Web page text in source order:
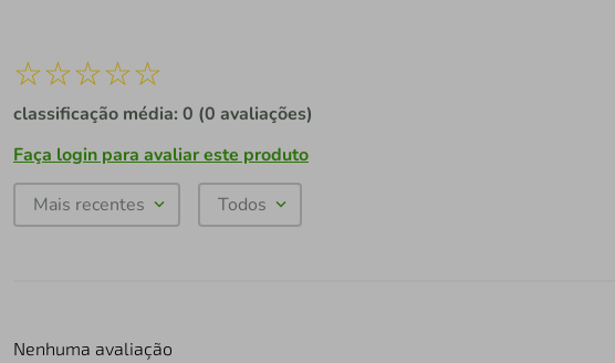
☆☆☆☆☆
classificação média: 0 (0 avaliações)
Faça login para avaliar este produto
Mais recentes Todos
Nenhuma avaliação